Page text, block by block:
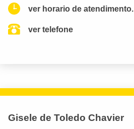
ver horario de atendimento.
ver telefone
Gisele de Toledo Chavier